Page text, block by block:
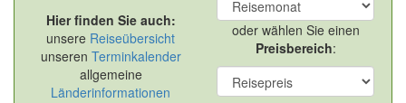
Hier finden Sie auch:
unsere Reiseübersicht
unseren Terminkalender
allgemeine
Länderinformationen
oder wählen Sie einen
Preisbereich: